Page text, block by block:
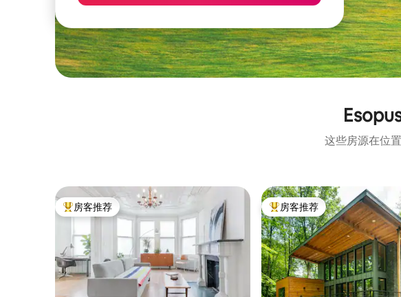
这些房源在位
热门「房客推荐」
房客推荐 热门「房客推荐」
房客推荐